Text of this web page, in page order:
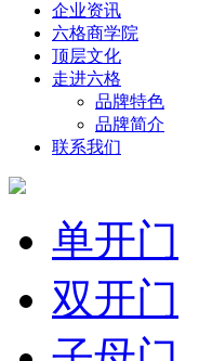
企业资讯
六格商学院
顶层文化
走进六格
品牌特色
品牌简介
联系我们
单开门
双开门